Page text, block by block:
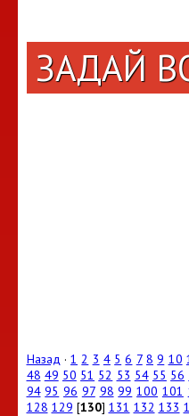
ЗАДАЙ
Назад ·1 2 3 4 5 6 7 8 9 10
48 49 50 51 52 53 54 55 56
94 95 96 97 98 99 100 101
128 129 [130] 131 132 133